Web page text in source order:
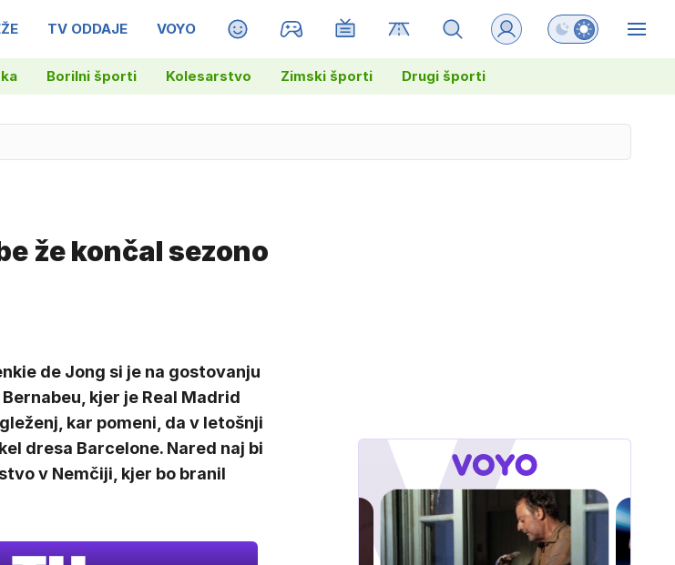
TV ODDAJE VOYO MAGAZIN Preklopi barvni
Borilni športi Kolesarstvo Zimski športi Drugi športi
že končal sezono
de Jong si je na gostovanju
kjer je Real Madrid
kar pomeni, da v letošnji
dresa Barcelone. Nared naj bi
v Nemčiji, kjer bo branil